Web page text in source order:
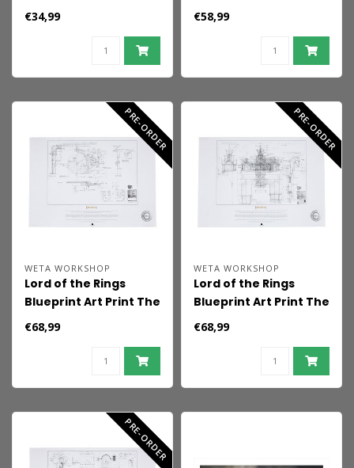
of Middle-earth 59 x
30 cm
€34,99
Forest 59 x 30 cm
€58,99
PRE-ORDER
WETA WORKSHOP
Lord of the Rings
Blueprint Art Print The
Grey Havens 59 x 42
€68,99
PRE-ORDER
WETA WORKSHOP
Lord of the Rings
Blueprint Art Print The
Stable of Edoras 59 x
42 cm
€68,99
PRE-ORDER